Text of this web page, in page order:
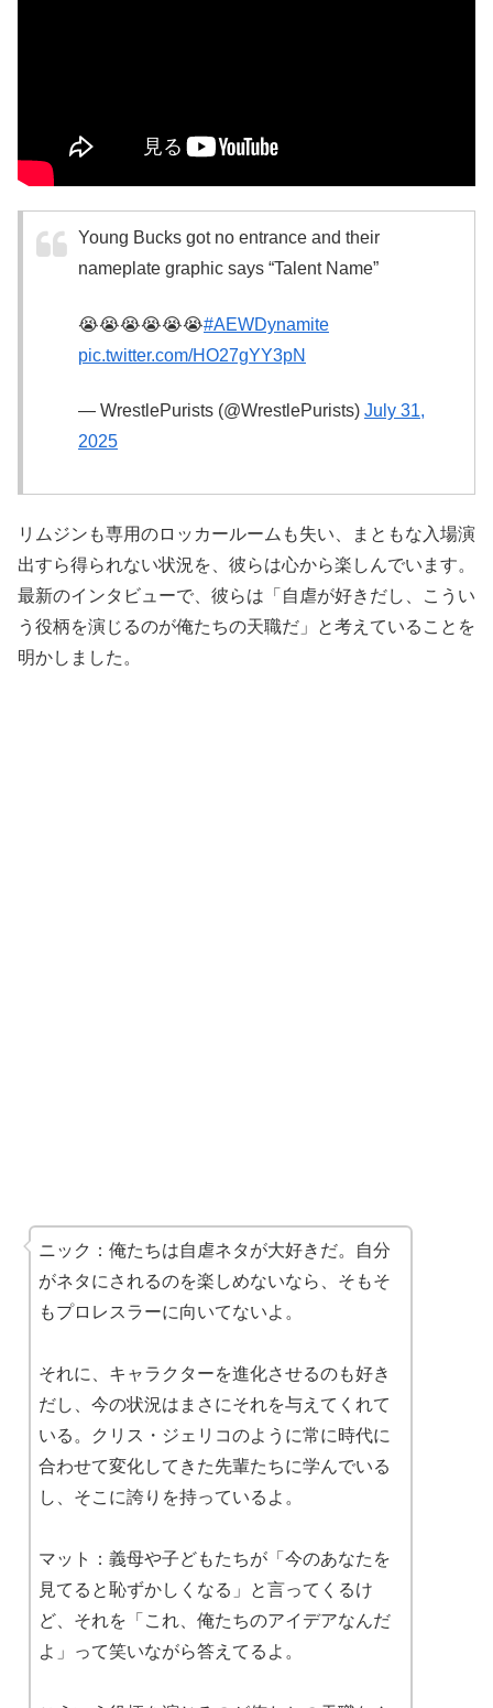
Young Bucks got no entrance and their
nameplate graphic says “Talent Name”
😭😭😭😭😭😭#AEWDynamite
pic.twitter.com/HO27gYY3pN
— WrestlePurists (@WrestlePurists) July 31,
2025
リムジンも専用のロッカールームも失い、まともな入場演
出すら得られない状況を、彼らは心から楽しんでいます。
最新のインタビューで、彼らは「自虐が好きだし、こうい
う役柄を演じるのが俺たちの天職だ」と考えていることを
明かしました。
ニック：俺たちは自虐ネタが大好きだ。自分
がネタにされるのを楽しめないなら、そもそ
もプロレスラーに向いてないよ。
それに、キャラクターを進化させるのも好き
だし、今の状況はまさにそれを与えてくれて
いる。クリス・ジェリコのように常に時代に
合わせて変化してきた先輩たちに学んでいる
し、そこに誇りを持っているよ。
マット：義母や子どもたちが「今のあなたを
見てると恥ずかしくなる」と言ってくるけ
ど、それを「これ、俺たちのアイデアなんだ
よ」って笑いながら答えてるよ。